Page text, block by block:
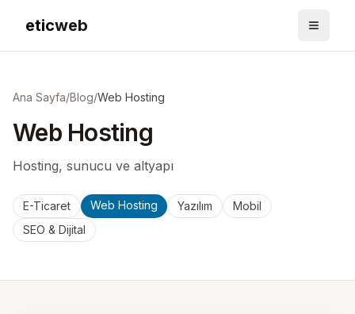
eticweb
Ana Sayfa/Blog/Web Hosting
Web Hosting
Hosting, sunucu ve altyapı
E-Ticaret Web Hosting Yazılım
Mobil
SEO & Dijital